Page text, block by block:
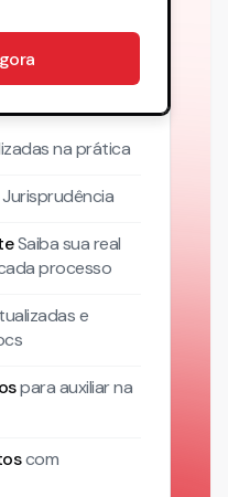
na prática
Saiba sua real
processo
e
para auxiliar na
com